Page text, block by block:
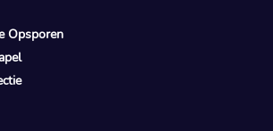
Opsporen